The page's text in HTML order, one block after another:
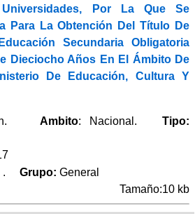
Por La Que Se
Para La Obtención Del Título De
Secundaria Obligatoria
Dieciocho Años En El Ámbito De
De Educación, Cultura Y
Ambito: Nacional.Tipo:
. Grupo: General
Tamaño:10 kb